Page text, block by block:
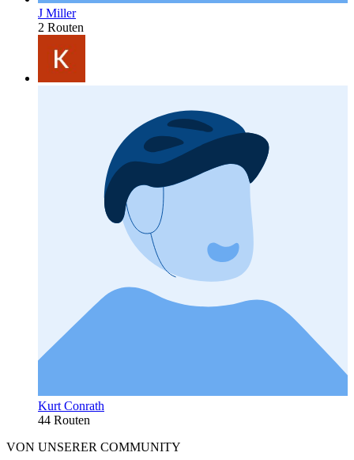
J Miller
2 Routen
Kurt Conrath
44 Routen
VON UNSERER COMMUNITY